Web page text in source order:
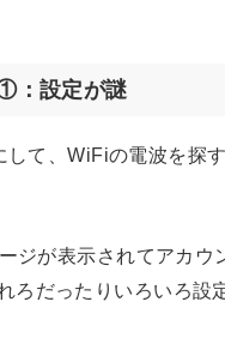
：設定が謎
て、WiFiの電波を探
ジが表示されてアカウ
だったりいろいろ設